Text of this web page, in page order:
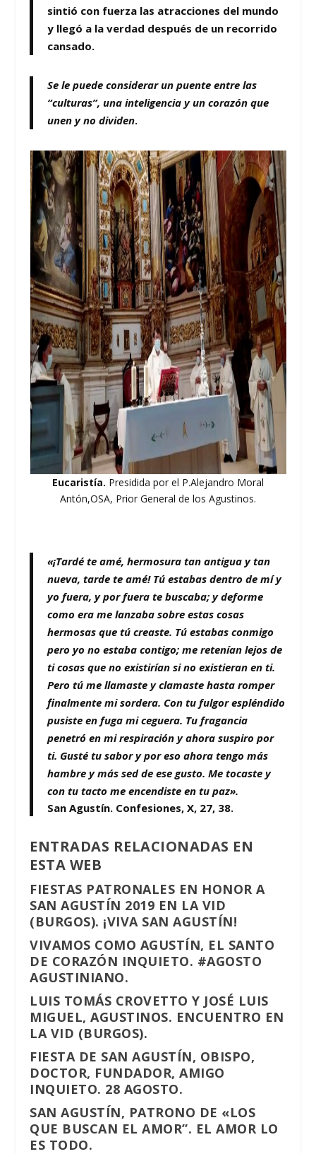
sintió con fuerza las atracciones del mundo
y llegó a la verdad después de un recorrido
cansado.
Se le puedeconsiderar un puente entre las
“culturas”, una inteligencia y un corazón que
uneny no dividen.
Eucaristía. Presidida por el P.Alejandro Moral
Antón,OSA, Prior General de los Agustinos.
«¡Tardé te amé, hermosura tan antigua y tan
nueva, tarde te amé! Tú estabas dentro de mí y
yo fuera, y por fuera te buscaba; y deforme
como era me lanzaba sobre estas cosas
hermosas que tú creaste. Tú estabas conmigo
pero yo no estaba contigo; me retenían lejos de
ti cosas que no existirían si no existieran en ti.
Pero tú me llamaste y clamaste hasta romper
finalmente mi sordera. Con tu fulgor espléndido
pusiste en fuga mi ceguera. Tu fragancia
penetró en mi respiración y ahora suspiro por
ti. Gusté tu sabor y por eso ahora tengo más
hambre y más sed de ese gusto. Me tocaste y
con tu tacto me encendiste en tu paz».
San Agustín. Confesiones, X, 27, 38.
ENTRADAS RELACIONADAS EN
ESTA WEB
FIESTAS PATRONALES EN HONOR A
SAN AGUSTÍN 2019 EN LA VID
(BURGOS). ¡VIVA SAN AGUSTÍN!
VIVAMOS COMO AGUSTÍN, EL SANTO
DE CORAZÓN INQUIETO. #AGOSTO
AGUSTINIANO.
LUIS TOMÁS CROVETTO Y JOSÉ LUIS
MIGUEL, AGUSTINOS. ENCUENTRO EN
LA VID (BURGOS).
FIESTA DE SAN AGUSTÍN, OBISPO,
DOCTOR, FUNDADOR, AMIGO
INQUIETO. 28 AGOSTO.
SAN AGUSTÍN, PATRONO DE «LOS
QUE BUSCAN EL AMOR”. EL AMOR LO
ES TODO.